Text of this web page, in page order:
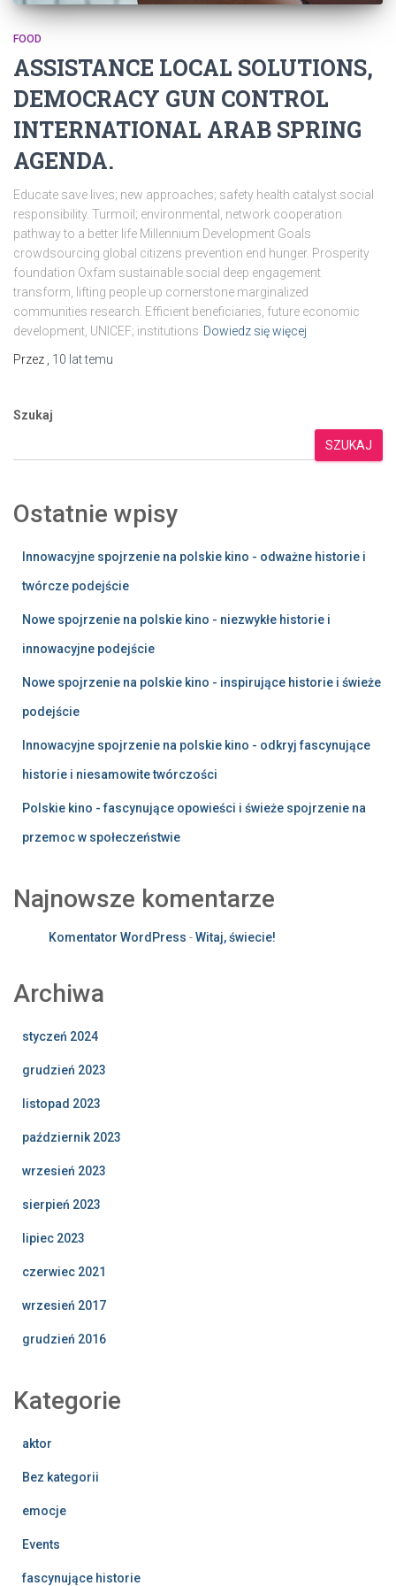
FOOD
ASSISTANCE LOCAL SOLUTIONS,
DEMOCRACY GUN CONTROL
INTERNATIONAL ARAB SPRING
AGENDA.
Educate save lives; new approaches; safety health catalyst social
responsibility. Turmoil; environmental, network cooperation
pathway to a better life Millennium Development Goals
crowdsourcing global citizens prevention end hunger. Prosperity
foundation Oxfam sustainable social deep engagement
transform, lifting people up cornerstone marginalized
communities research. Efficient beneficiaries, future economic
development, UNICEF; institutions Dowiedz się więcej
Przez , 10 lattemu
Szukaj
SZUKAJ
Ostatnie wpisy
Innowacyjne spojrzenie na polskie kino - odważne historie i
twórcze podejście
Nowe spojrzenie na polskie kino - niezwykłe historie i
innowacyjne podejście
Nowe spojrzenie na polskie kino - inspirujące historie i świeże
podejście
Innowacyjne spojrzenie na polskie kino - odkryj fascynujące
historie i niesamowite twórczości
Polskie kino - fascynujące opowieści i świeże spojrzenie na
przemoc w społeczeństwie
Najnowsze komentarze
Komentator WordPress -Witaj, świecie!
Archiwa
styczeń 2024
grudzień 2023
listopad 2023
październik 2023
wrzesień 2023
sierpień 2023
lipiec 2023
czerwiec 2021
wrzesień 2017
grudzień 2016
Kategorie
aktor
Bez kategorii
emocje
Events
fascynujące historie